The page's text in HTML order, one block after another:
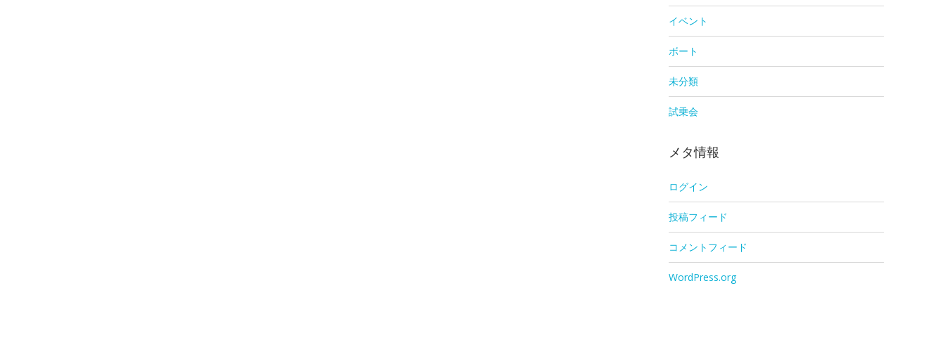
イベント
ボート
未分類
試乗会
メタ情報
ログイン
投稿フィード
コメントフィード
WordPress.org